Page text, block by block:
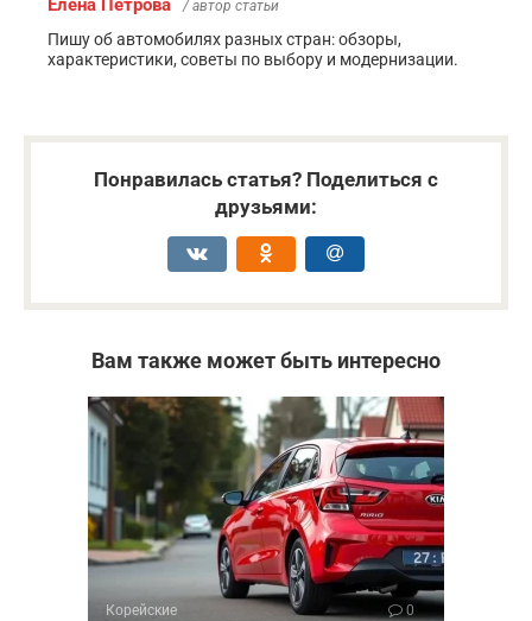
Елена Петрова / автор статьи
Пишу об автомобилях разных стран: обзоры,
характеристики, советы по выбору и модернизации.
Понравилась статья? Поделиться с
друзьями:
Вам также может быть интересно
Корейские 0